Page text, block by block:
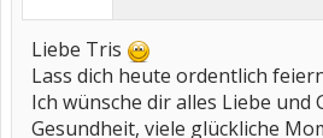
Liebe Tris
Lass dich heute ordentlich
Ich wünsche dir alles Liebe und
Gesundheit, viele glückliche